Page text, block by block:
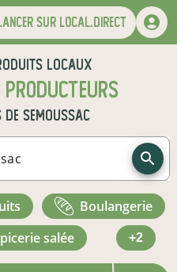
sur local.direct
locaux
producteurs
deSemoussac
boulangerie
épicerie salée +2